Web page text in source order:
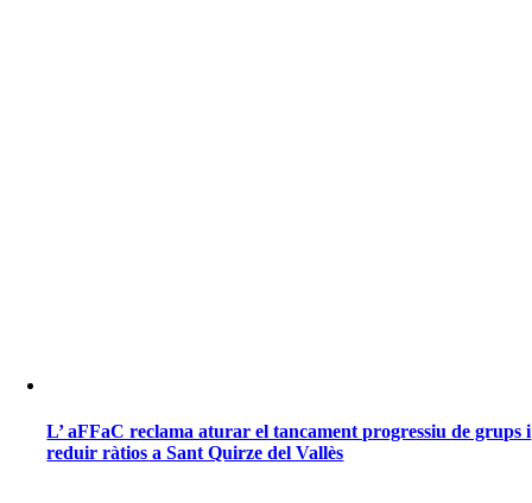
L’ aFFaC reclama aturar el tancament progressiu de grups i
reduir ràtios a Sant Quirze del Vallès